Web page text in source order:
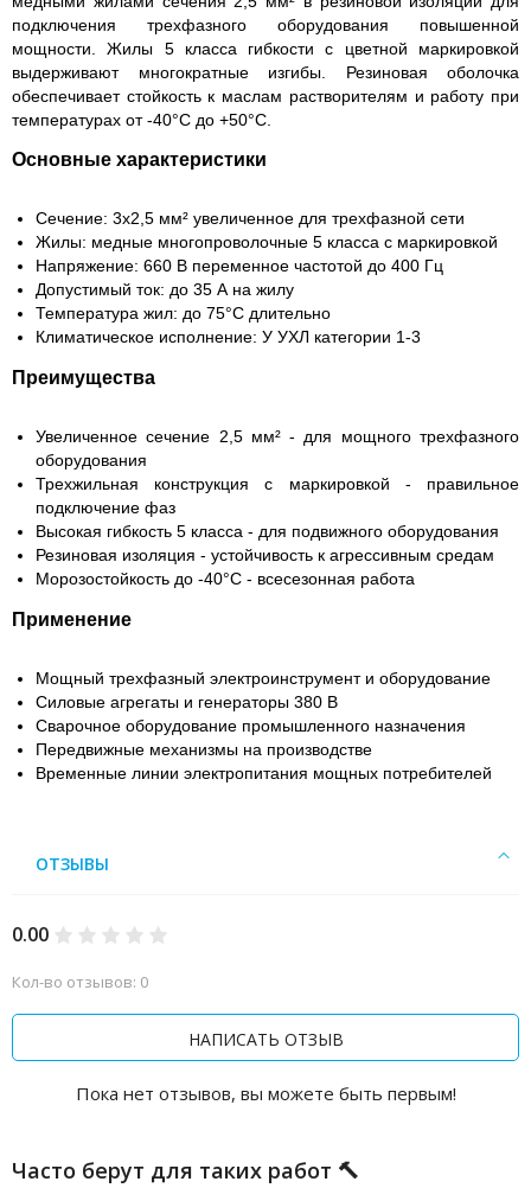
подключения трехфазного оборудования повышенной
мощности. Жилы 5 класса гибкости с цветной маркировкой
выдерживают многократные изгибы. Резиновая оболочка
обеспечивает стойкость к маслам растворителям и работу при
температурах от -40°C до +50°C.
Основные характеристики
Сечение: 3х2,5 мм² увеличенное для трехфазной сети
Жилы: медные многопроволочные 5 класса с маркировкой
Напряжение: 660 В переменное частотой до 400 Гц
Допустимый ток: до 35 А на жилу
Температура жил: до 75°C длительно
Климатическое исполнение: У УХЛ категории 1-3
Преимущества
Увеличенное сечение 2,5 мм² - для мощного трехфазного
оборудования
Трехжильная конструкция с маркировкой - правильное
подключение фаз
Высокая гибкость 5 класса - для подвижного оборудования
Резиновая изоляция - устойчивость к агрессивным средам
Морозостойкость до -40°C - всесезонная работа
Применение
Мощный трехфазный электроинструмент и оборудование
Силовые агрегаты и генераторы 380 В
Сварочное оборудование промышленного назначения
Передвижные механизмы на производстве
Временные линии электропитания мощных потребителей
ОТЗЫВЫ
0.00
Кол-во отзывов: 0
НАПИСАТЬ ОТЗЫВ
Пока нет отзывов, вы можете быть первым!
Часто берут для таких работ 🔨